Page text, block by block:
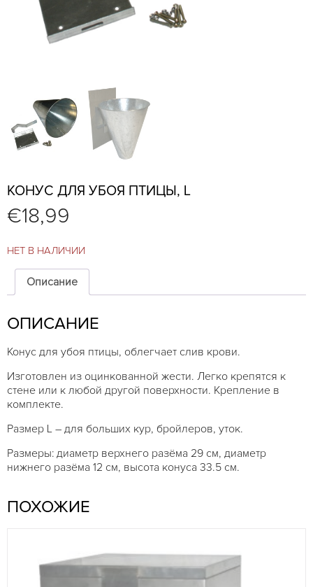
КОНУС ДЛЯ УБОЯ ПТИЦЫ, L
€18,99
НЕТ В НАЛИЧИИ
Описание
ОПИСАНИЕ
Конус для убоя птицы, облегчает слив крови.
Изготовлен из оцинкованной жести. Легко крепятся к
стене или к любой другой поверхности. Крепление в
комплекте.
Размер L – для больших кур, бройлеров, уток.
Размеры: диаметр верхнего разёма 29 см, диаметр
нижнего разёма 12 см, высота конуса 33.5 см.
ПОХОЖИЕ